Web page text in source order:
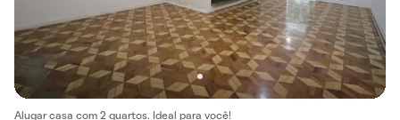
Alugar casa com 2 quartos. Ideal para você!